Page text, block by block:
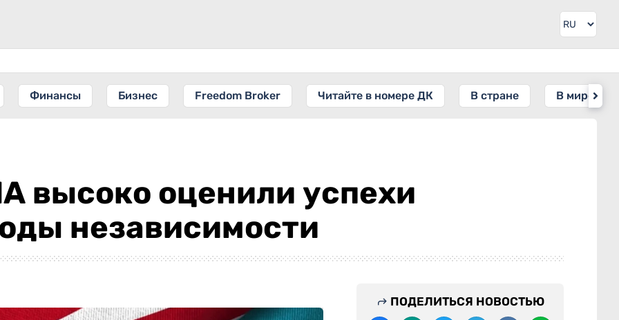
Финансы Бизнес Freedom Broker Читайте в номере ДК В стране В мире
высоко оценили успехи
независимости
ПОДЕЛИТЬСЯ НОВОСТЬЮ